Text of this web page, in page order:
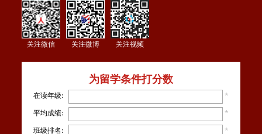
关注微信 关注微博 关注视频
为留学条件打分数
在读年级:
*
平均成绩:
*
班级排名:
*